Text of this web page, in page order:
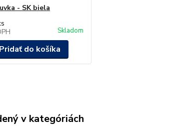
- SK biela
Skladom
Pridať do košíka
v kategóriách